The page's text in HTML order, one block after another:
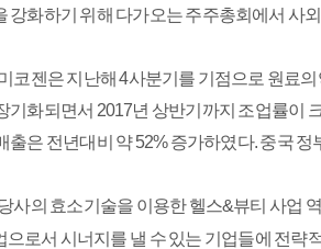
강화하기 위해 다가오는 주주총회에서 사
코젠은 지난해 4사분기를 기점으로 원료
기화되면서 2017년 상반기까지 조업률이
출은 전년대비 약 52% 증가하였다. 중국
사의 효소기술을 이용한 헬스&뷰티 사업
으로서 시너지를 낼 수 있는 기업들에 전략